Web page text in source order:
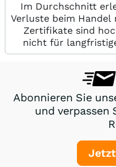
Im Durchschnitt
Verluste beim
Zertifikate sind
nicht für
Abonnieren Sie
und verpassen